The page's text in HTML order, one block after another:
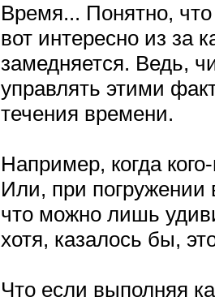
Время... Понятно,
вот интересно из за
замедняется. Ведь,
управлять этими
течения времени.
Например, когда
Или, при погружении
что можно лишь
хотя, казалось бы,
Что если выполняя